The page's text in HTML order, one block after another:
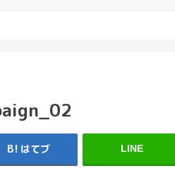
はてブ LINE